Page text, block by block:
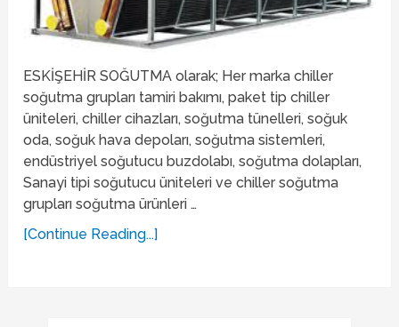
ESKİŞEHİR SOĞUTMA olarak; Her marka chiller
soğutma grupları tamiri bakımı, paket tip chiller
üniteleri, chiller cihazları, soğutma tünelleri, soğuk
oda, soğuk hava depoları, soğutma sistemleri,
endüstriyel soğutucu buzdolabı, soğutma dolapları,
Sanayi tipi soğutucu üniteleri ve chiller soğutma
grupları soğutma ürünleri …
[Continue Reading...]